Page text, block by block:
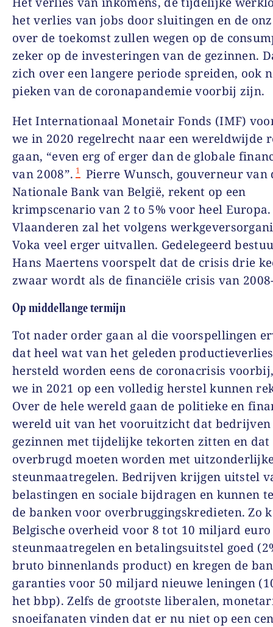
het verlies van jobs door sluitingen en de
over de toekomst zullen wegen op de
zeker op de investeringen van de gezinnen.
zich over een langere periode spreiden, ook
pieken van de coronapandemie voorbij zijn.
Het Internationaal Monetair Fonds (IMF)
we in 2020 regelrecht naar een wereldwijde
gaan, “even erg of erger dan de globale
van 2008”. 1 Pierre Wunsch, gouverneur van
Nationale Bank van België, rekent op een
krimpscenario van 2 to 5% voor heel Europa.
Vlaanderen zal het volgens
Voka veel erger uitvallen. Gedelegeerd
Hans Maertens voorspelt dat de crisis drie
zwaar wordt als de financiële crisis van
Op middellange termijn
Tot nader order gaan al die voorspellingen
dat heel wat van het geleden
hersteld worden eens de coronacrisis
we in 2021 op een volledig herstel kunnen
Over de hele wereld gaan de politieke en
wereld uit van het vooruitzicht dat bedrijven
gezinnen met tijdelijke tekorten zitten en dat
overbrugd moeten worden met
steunmaatregelen. Bedrijven krijgen uitstel
belastingen en sociale bijdragen en kunnen
de banken voor overbruggingskredieten. Zo
Belgische overheid voor 8 tot 10 miljard
steunmaatregelen en betalingsuitstel goed
bruto binnenlands product) en kregen de
garanties voor 50 miljard nieuwe leningen
het bbp). Zelfs de grootste liberalen,
snoeifanaten vinden dat er nu niet op een